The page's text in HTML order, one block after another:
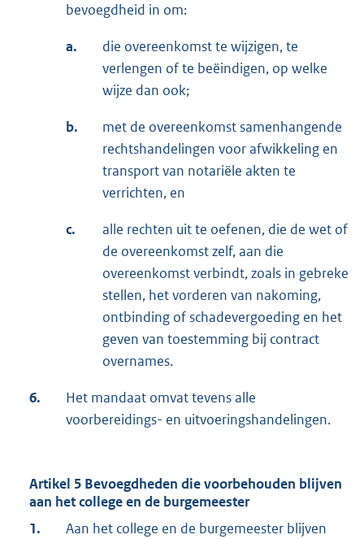
bevoegdheid in om:
a.
die overeenkomst te wijzigen, te
verlengen of te beëindigen, op welke
wijze dan ook;
b.
met de overeenkomst samenhangende
rechtshandelingen voor afwikkeling en
transport van notariële akten te
verrichten, en
c.
alle rechten uit te oefenen, die de wet of
de overeenkomst zelf, aan die
overeenkomst verbindt, zoals in gebreke
stellen, het vorderen van nakoming,
ontbinding of schadevergoeding en het
geven van toestemming bij contract
overnames.
6.
Het mandaat omvat tevens alle
voorbereidings- en uitvoeringshandelingen.
Artikel 5 Bevoegdheden die voorbehouden blijven
aan het college en de burgemeester
1.
Aan het college en de burgemeester blijven